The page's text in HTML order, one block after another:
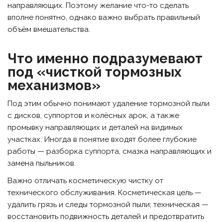
направляющих. Поэтому желание что-то сделать
вполне понятно, однако важно выбрать правильный
объём вмешательства.
Что именно подразумевают
под «чисткой тормозных
механизмов»
Под этим обычно понимают удаление тормозной пыли
с дисков, суппортов и колёсных арок, а также
промывку направляющих и деталей на видимых
участках. Иногда в понятие входят более глубокие
работы — разборка суппорта, смазка направляющих и
замена пыльников.
Важно отличать косметическую чистку от
технического обслуживания. Косметическая цель —
удалить грязь и следы тормозной пыли; техническая —
восстановить подвижность деталей и предотвратить